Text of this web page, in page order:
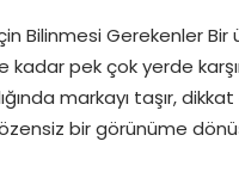
Bilinmesi Gerekenler
pek çok yerde
markayı taşır,
bir görünüme